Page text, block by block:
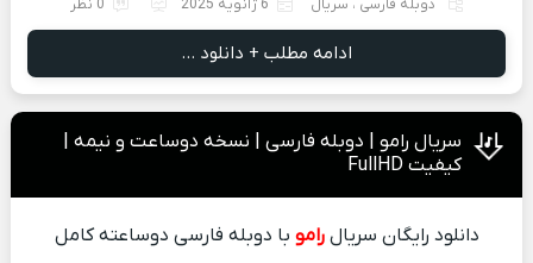
دوبله فارسی ، سریال 6 ژانویه 2025 0 نظر
ادامه مطلب + دانلود ...
سریال رامو | دوبله فارسی | نسخه دوساعت و نیمه |
کیفیت FullHD
دانلود رایگان سریالرامو با دوبله فارسی دوساعته کامل